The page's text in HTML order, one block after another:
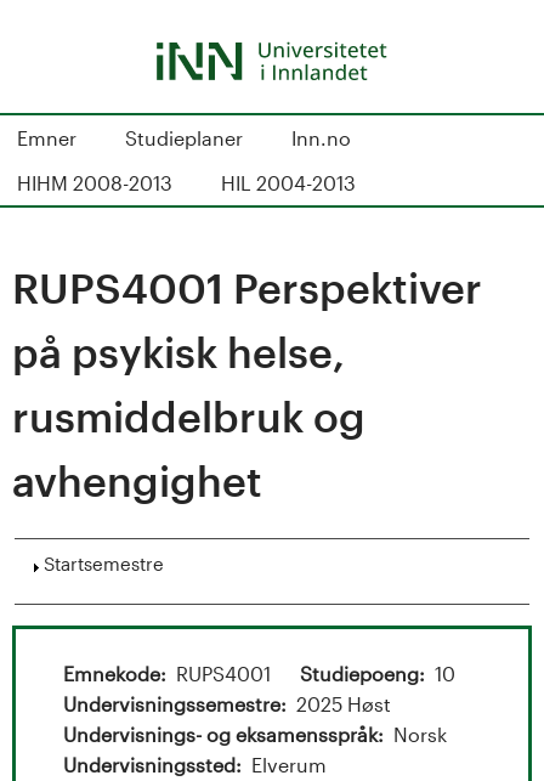
S
d
e
k
a
t
a
Emner Studieplaner
Inn.no
HIHM 2008-2013
HIL 2004-2013
RUPS4001 Perspektiver
på psykisk helse,
rusmiddelbruk og
avhengighet
Vis
Startsemestre
Emnekode RUPS4001 Studiepoeng
10
Undervisningssemestre
2025 Høst
Undervisnings- og eksamensspråk
Norsk
Undervisningssted
Elverum